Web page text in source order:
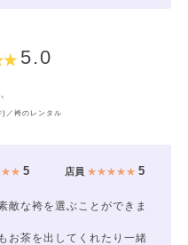
5.0
)／袴のレンタル
5 店員 ★★★★★5
敵な袴を選ぶことができま
お茶を出してくれたり一緒